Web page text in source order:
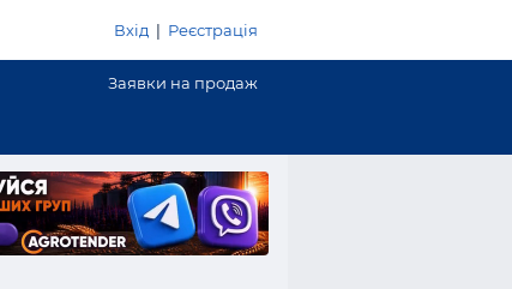
Вхід | Реєстрація
Заявки на продаж